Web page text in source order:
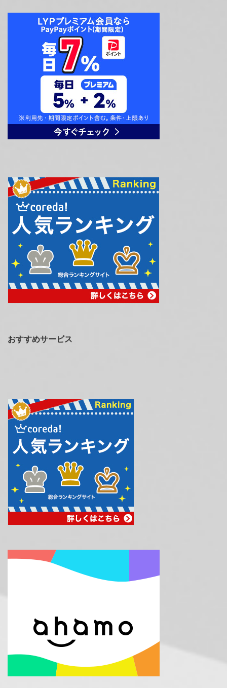
おすすめサービス